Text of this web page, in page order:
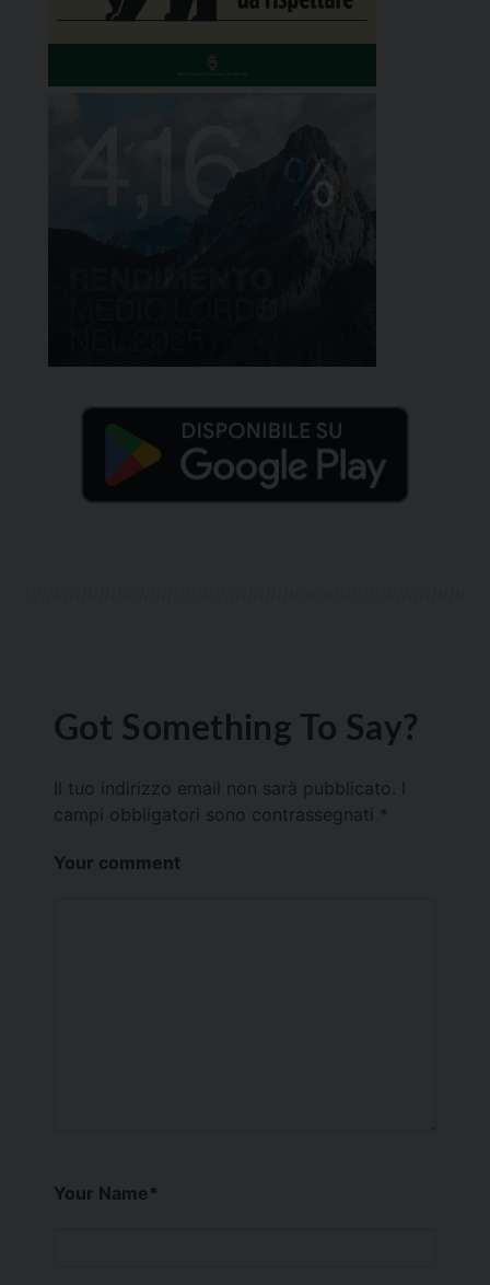
Got Something To Say?
Il tuo indirizzo email non sarà pubblicato.
campi obbligatori sono contrassegnati *
Your comment
Your Name*